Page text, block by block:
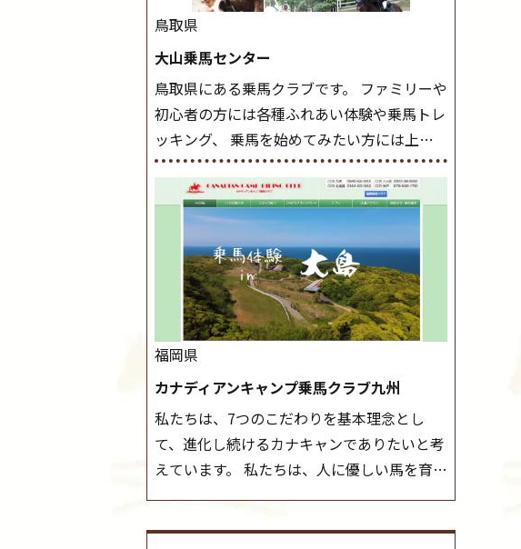
整しながら 軽速歩・正反撞(せいはんどう)を
学びます。 安定した手綱操作と軽速歩・正反
撞ができるようになれば 駈歩(かけあし)練習
に入ります。 ホップクラス スタートクラス
で常歩(なみあし)や 速歩、駈歩の初歩をマス
ターしたら、 次は部班にて駈歩を含めた誘
導練習を行いましょう。 ステップクラス ホ
ップクラスまでに練習したまとめをします。
三種歩法をマスターし、ワンランク上の扶助
操作や誘導方法を身につけましょう。 注意
事項 ◆馬場使用状況により、使用する馬場
はこちらで決定いたしますのでご了承くださ
い ◆基本は雨天決行ですが、落雷・強風等
のより、安全上急遽中止させていただく場合
がございます。 ◆三木ホースランドパークの
協議会や講習会等により、一部レッスンが中
止になる場合がございます。 その際、ご予約
いただいている皆様には事前にご連絡いたし
ます。MIKIホーストレックのツアーはこち
ら
鳥取県
大山乗馬センター
鳥取県にある乗馬クラブです。 ファミリーや
初心者の方には各種ふれあい体験や乗馬トレ
ッキング、 乗馬を始めてみたい方には上達
レッスンやお試し会員など、 一般の方に幅
広くお楽しみいただける施設を目指していま
す。 また、お手軽（低価格）に会員になった
り自分の馬を持つことのできる乗馬クラブで
もあり、 健康や趣味、スポーツ競技として、
老若男女様々な方が、日々乗馬をお楽しみい
ただいています。 なお、ゴールデンウィーク
と夏休み期間中は無休で営業していますの
馬センターの紹介記事はこちら
福岡県
カナディアンキャンプ乗馬クラブ九州
私たちは、7つのこだわりを基本理念とし
て、進化し続けるカナキャンでありたいと考
えています。 私たちは、人に優しい馬を育て